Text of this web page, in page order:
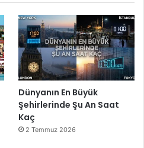
Dünyanın En Büyük
Şehirlerinde Şu An Saat
Kaç
2 Temmuz 2026